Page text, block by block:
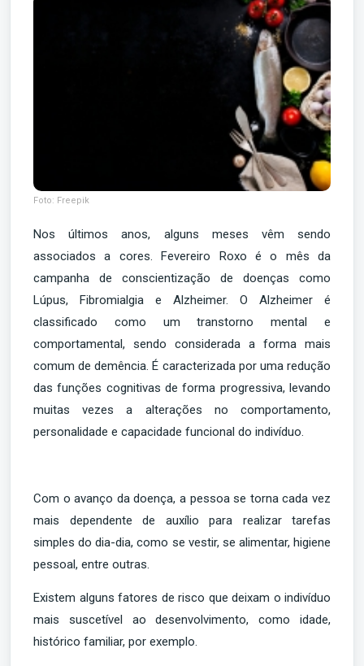
Foto: Freepik
Nos últimos anos, alguns meses vêm sendo
associados a cores. Fevereiro Roxo é o mês da
campanha de conscientização de doenças como
Lúpus, Fibromialgia e Alzheimer. O Alzheimer é
classificado como um transtorno mental e
comportamental, sendo considerada a forma mais
comum de demência. É caracterizada por uma redução
das funções cognitivas de forma progressiva, levando
muitas vezes a alterações no comportamento,
personalidade e capacidade funcional do indivíduo.
Com o avanço da doença, a pessoa se torna cada vez
mais dependente de auxílio para realizar tarefas
simples do dia-dia, como se vestir, se alimentar, higiene
pessoal, entre outras.
Existem alguns fatores de risco que deixam o indivíduo
mais suscetível ao desenvolvimento, como idade,
histórico familiar, por exemplo.